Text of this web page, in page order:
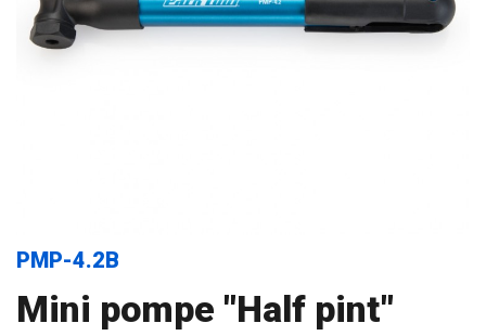
PMP-4.2B
Mini pompe "Half pint"